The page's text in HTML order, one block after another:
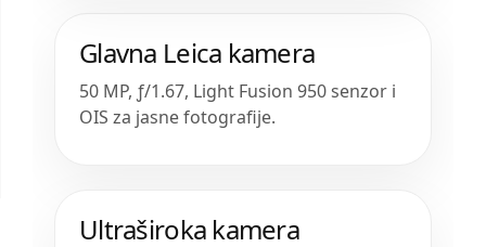
Glavna Leica kamera
50 MP, ƒ/1.67, Light Fusion 950 senzor i
OIS za jasne fotografije.
Ultraširoka kamera